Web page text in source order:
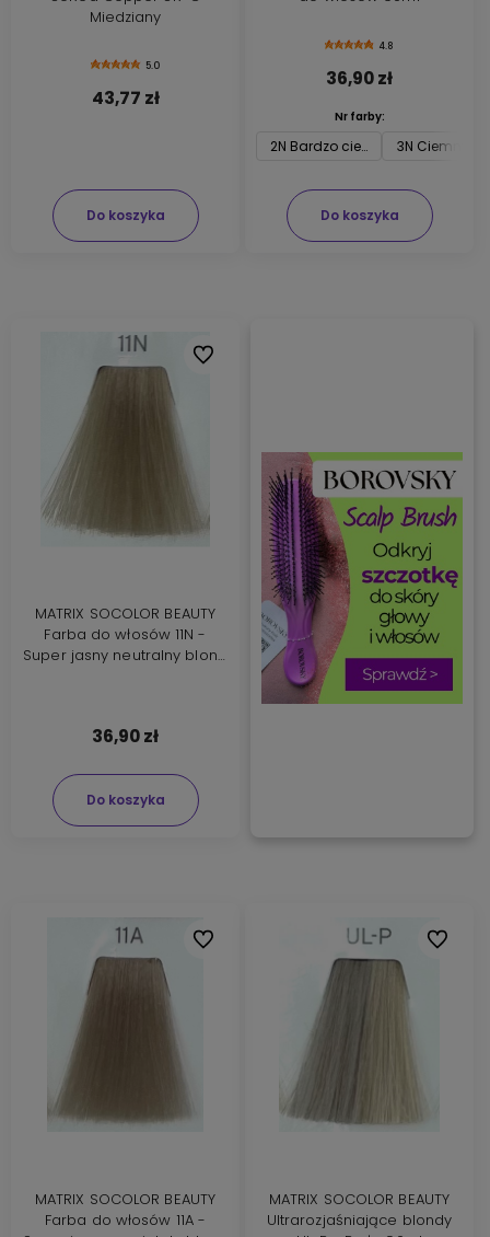
Miedziany
5.0
43,77 zł
Do koszyka
4.8
36,90 zł
Nr farby:
2N Bardzo ciemny brąz3N Ciemny
Do koszyka
MATRIX SOCOLOR BEAUTY
Farba do włosów 11N -
Super jasny neutralny blond
36,90 zł
Do koszyka
Do ulubionych
MATRIX SOCOLOR BEAUTY
Farba do włosów 11A -
Do ulubionych
MATRIX SOCOLOR BEAUTY
Ultrarozjaśniające blondy
Do